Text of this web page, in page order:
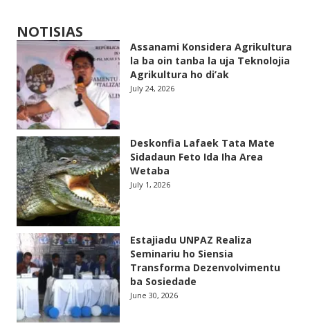
NOTISIAS
Assanami Konsidera Agrikultura
la ba oin tanba la uja Teknolojia
Agrikultura ho di’ak
July 24, 2026
Deskonfia Lafaek Tata Mate
Sidadaun Feto Ida Iha Area
Wetaba
July 1, 2026
Estajiadu UNPAZ Realiza
Seminariu ho Siensia
Transforma Dezenvolvimentu
ba Sosiedade
June 30, 2026